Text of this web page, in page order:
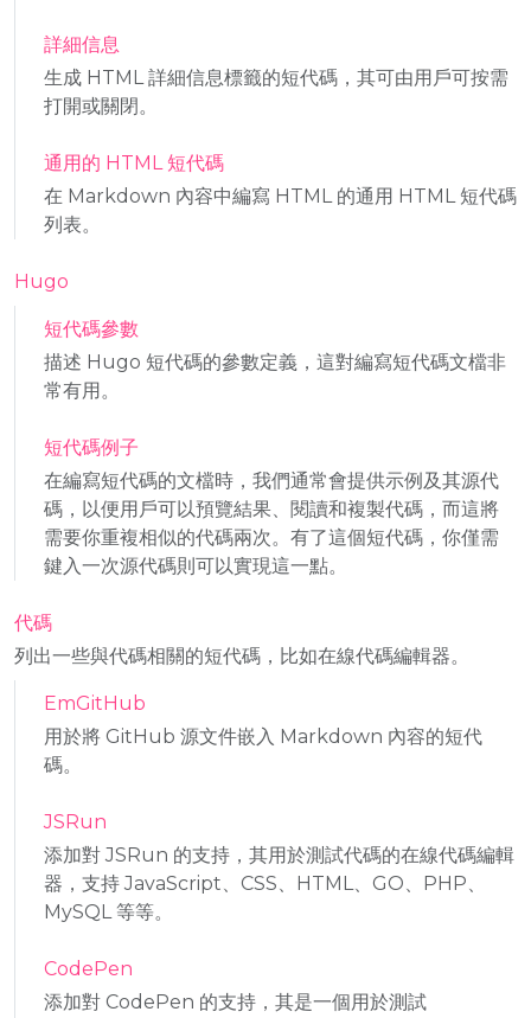
詳細信息
生成 HTML 詳細信息標籤的短代碼，其可由用戶可按需
打開或關閉。
通用的 HTML 短代碼
在 Markdown 內容中編寫 HTML 的通用 HTML 短代碼
列表。
Hugo
短代碼參數
描述 Hugo 短代碼的參數定義，這對編寫短代碼文檔非
常有用。
短代碼例子
在編寫短代碼的文檔時，我們通常會提供示例及其源代
碼，以便用戶可以預覽結果、閱讀和複製代碼，而這將
需要你重複相似的代碼兩次。有了這個短代碼，你僅需
鍵入一次源代碼則可以實現這一點。
代碼
列出一些與代碼相關的短代碼，比如在線代碼編輯器。
EmGitHub
用於將 GitHub 源文件嵌入 Markdown 內容的短代
碼。
JSRun
添加對 JSRun 的支持，其用於測試代碼的在線代碼編輯
器，支持 JavaScript、CSS、HTML、GO、PHP、
MySQL 等等。
CodePen
添加對 CodePen 的支持，其是一個用於測試